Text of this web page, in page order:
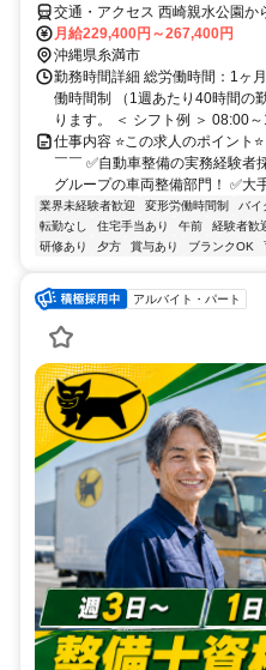
交通・アクセス 西崎親水公園か
月給229,400円～267,400円
沖縄県糸満市
勤務時間詳細 総労働時間：1ヶ
働時間制 （1週あたり40時間の
ります。 ＜ シフト例 ＞ 08:00
仕事内容 ⭐この求人のポイント
￣￣ ✅自動車整備の実務経験者
グループの車両整備部門！ ✅大
業界未経験者歓迎 変形労働時間制 バイ
転勤なし
住宅手当あり 午前 経験者歓
研修あり
夕方 賞与あり ブランクOK
アルバイト・パート